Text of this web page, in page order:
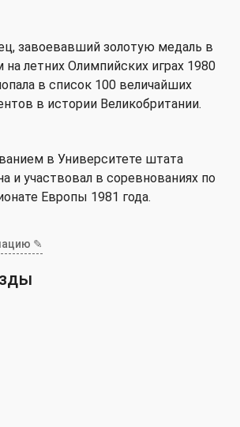
завоевавший золотую медаль в
на летних Олимпийских играх 1980
в список 100 величайших
в истории Великобритании.
в Университете штата
и участвовал в соревнованиях по
Европы 1981 года.
✎